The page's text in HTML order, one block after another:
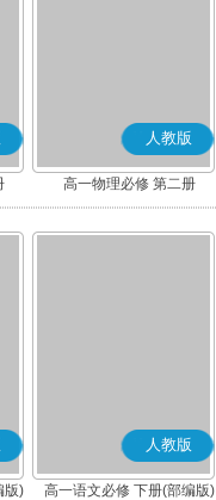
人教版
高一物理必修 第二册
版)
人教版
高一语文必修 下册(部编版)